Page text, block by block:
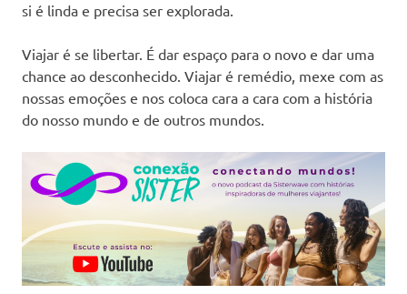
si é linda e precisa ser explorada.
Viajar é se libertar. É dar espaço para o novo e dar uma
chance ao desconhecido. Viajar é remédio, mexe com as
nossas emoções e nos coloca cara a cara com a história
do nosso mundo e de outros mundos.